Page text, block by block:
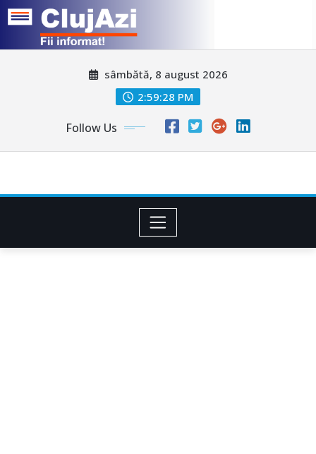
sâmbătă, 8 august 2026
2:59:31 PM
Follow Us